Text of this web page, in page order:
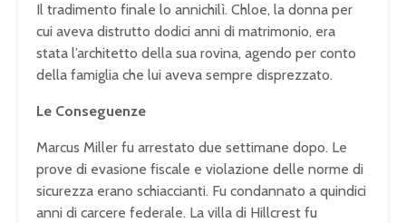
Il tradimento finale lo annichilì. Chloe, la donna per
cui aveva distrutto dodici anni di matrimonio, era
stata l’architetto della sua rovina, agendo per conto
della famiglia che lui aveva sempre disprezzato.
Le Conseguenze
Marcus Miller fu arrestato due settimane dopo. Le
prove di evasione fiscale e violazione delle norme di
sicurezza erano schiaccianti. Fu condannato a quindici
anni di carcere federale. La villa di Hillcrest fu